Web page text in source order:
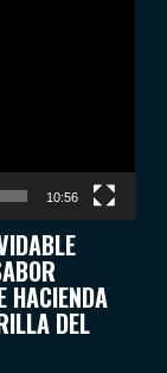
10:56
HACIENDA
DEL